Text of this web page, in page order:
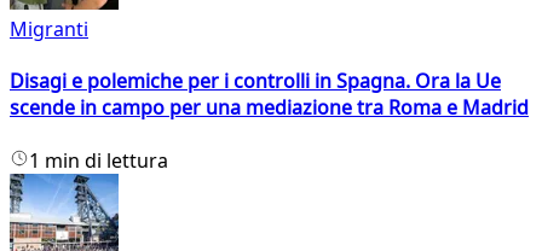
Migranti
Disagi e polemiche per i controlli in Spagna. Ora la Ue
scende in campo per una mediazione tra Roma e Madrid
1 min di lettura